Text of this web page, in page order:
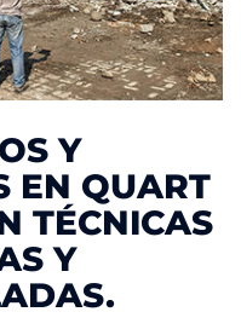
Y
EN QUART
TÉCNICAS
Y